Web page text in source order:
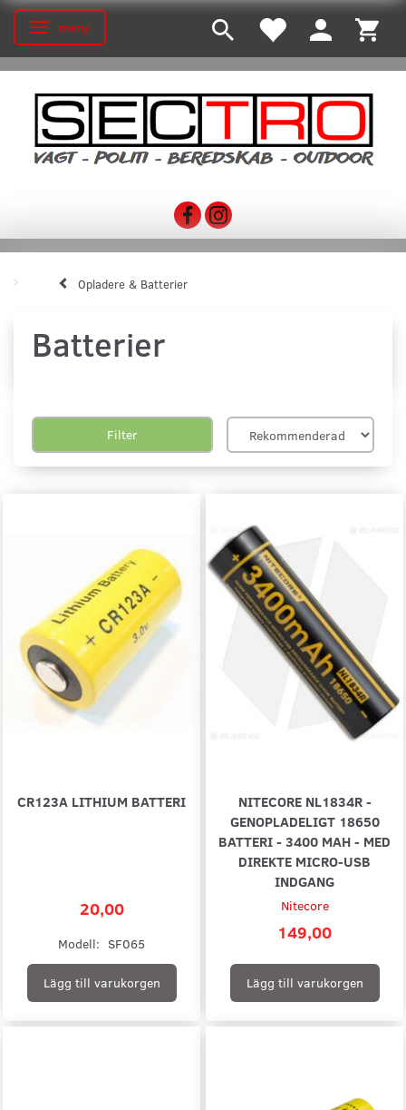
Ändra navigering
meny
Opladere & Batterier
Batterier
Filter
CR123A LITHIUM BATTERI
20,00
Modell: SF065
Lägg till varukorgen
NITECORE NL1834R -
GENOPLADELIGT 18650
BATTERI - 3400 MAH - MED
DIREKTE MICRO-USB
INDGANG
Nitecore
149,00
Lägg till varukorgen